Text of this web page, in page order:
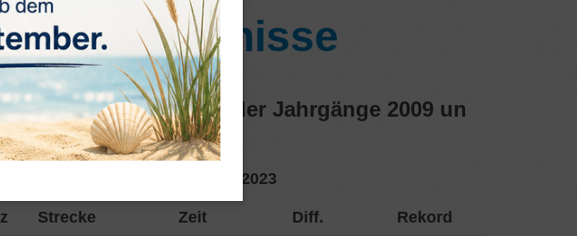
Ergebnisse
2023 der Jahrgänge 2009 un
(50m-Bahn)
15./16.07.2023
Strecke Zeit Diff. Rekord